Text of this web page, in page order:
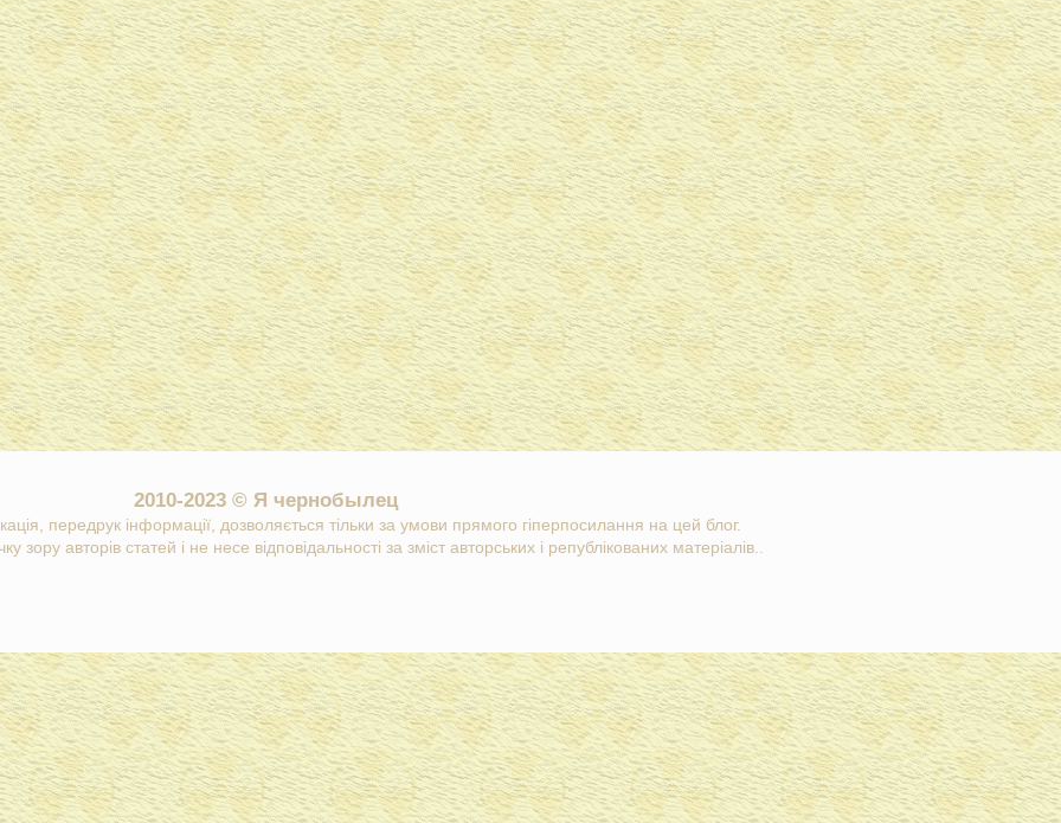
2010-2023 © Я чернобылец
передрук інформації, дозволяється тільки за умови прямого гіперпосилання на цей блог.
зору авторів статей і не несе відповідальності за зміст авторських і републікованих матеріалів..